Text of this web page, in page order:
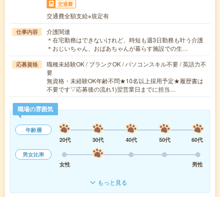
交通費
交通費全額支給※規定有
仕事内容
介護関連
＊在宅勤務はできないけれど、時短も週3日勤務も叶う介護
＊おじいちゃん、おばあちゃんが暮らす施設での生…
応募資格
職種未経験OK / ブランクOK / パソコンスキル不要 / 英語力不
要
無資格・未経験OK年齢不問★10名以上採用予定★履歴書は
不要です▽応募後の流れ1)翌営業日までに担当…
職場の雰囲気
年齢層
20代
30代 40代 50代
60代
男女比率
女性
男性
もっと見る